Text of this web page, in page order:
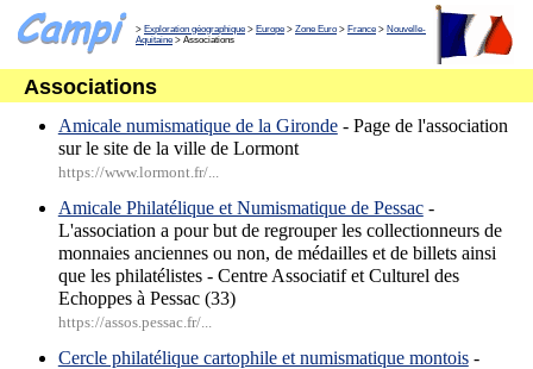
> Exploration géographique > Europe > Zone Euro > France > Nouvelle-
Aquitaine > Associations
Associations
Amicale numismatique de la Gironde- Page de l'association
sur le site de la ville de Lormont
https://www.lormont.fr/...
Amicale Philatélique et Numismatique de Pessac-
L'association a pour but de regrouper les collectionneurs de
monnaies anciennes ou non, de médailles et de billets ainsi
que les philatélistes - Centre Associatif et Culturel des
Echoppes à Pessac (33)
https://assos.pessac.fr/...
Cercle philatélique cartophile et numismatique montois-